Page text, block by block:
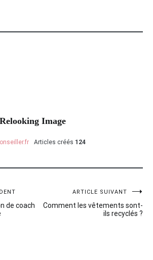
Image
Articles créés 124
de coach
ARTICLE SUIVANT
Comment les vêtements sont-
ils recyclés ?